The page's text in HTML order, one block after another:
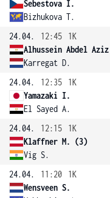
Sebestova I.
Bizhukova T.
24.04.
12:45
1K
Karregat D.
24.04.
12:35
1K
Yamazaki I.
El Sayed A.
24.04.
12:15
1K
Klaffner M. (3)
Vig S.
24.04.
11:20
1K
Wensveen S.